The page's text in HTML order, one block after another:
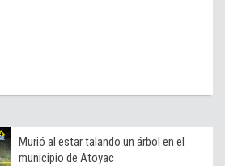
Murió al estar talando un árbol en el
municipio de Atoyac